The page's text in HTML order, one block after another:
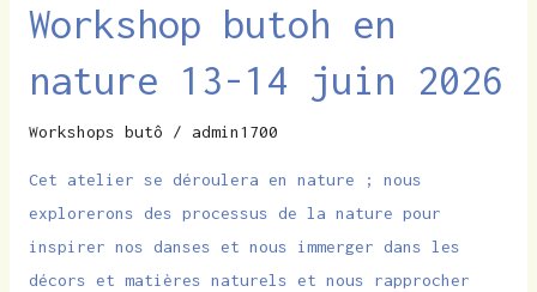
Workshop butoh en
nature 13-14 juin 2026
Workshops butô / admin1700
Cet atelier se déroulera en nature ; nous
explorerons des processus de la nature pour
inspirer nos danses et nous immerger dans les
décors et matières naturels et nous rapprocher
Workshop
en
14
juin
2026